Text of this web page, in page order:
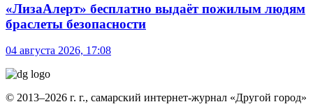
«ЛизаАлерт» бесплатно выдаёт пожилым людям
браслеты безопасности
04 августа 2026, 17:08
© 2013–2026 г. г., самарский интернет-журнал «Другой город»